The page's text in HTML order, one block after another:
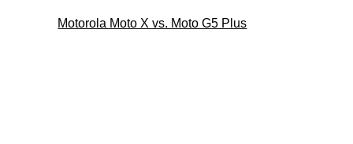
Motorola Moto X vs. Moto G5 Plus